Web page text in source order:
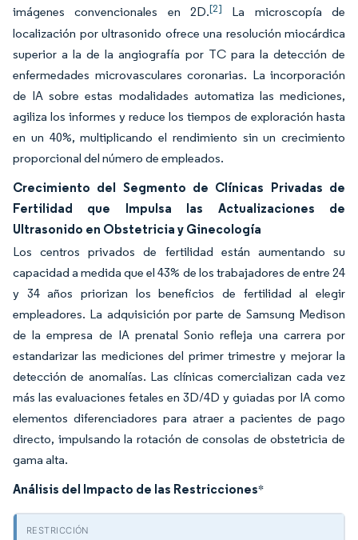
imágenes convencionales en 2D.[2]
La microscopía de
localización por ultrasonido ofrece una resolución miocárdica
superior a la de la angiografía por TC para la detección de
enfermedades microvasculares coronarias. La incorporación
de IA sobre estas modalidades automatiza las mediciones,
agiliza los informes y reduce los tiempos de exploración hasta
en un 40%, multiplicando el rendimiento sin un crecimiento
proporcional del número de empleados.
Crecimiento del Segmento de Clínicas Privadas de
Fertilidad que Impulsa las Actualizaciones de
Ultrasonido en Obstetricia y Ginecología
Los centros privados de fertilidad están aumentando su
capacidad a medida que el 43% de los trabajadores de entre 24
y 34 años priorizan los beneficios de fertilidad al elegir
empleadores. La adquisición por parte de Samsung Medison
de la empresa de IA prenatal Sonio refleja una carrera por
estandarizar las mediciones del primer trimestre y mejorar la
detección de anomalías. Las clínicas comercializan cada vez
más las evaluaciones fetales en 3D/4D y guiadas por IA como
elementos diferenciadores para atraer a pacientes de pago
directo, impulsando la rotación de consolas de obstetricia de
gama alta.
Análisis del Impacto de las Restricciones*